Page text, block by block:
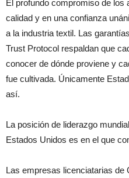
El profundo compromiso de los
calidad y en una confianza
a la industria textil. Las
Trust Protocol respaldan que
conocer de dónde proviene y
fue cultivada. Únicamente
así.
La posición de liderazgo
Estados Unidos es en el que
Las empresas licenciatarias de